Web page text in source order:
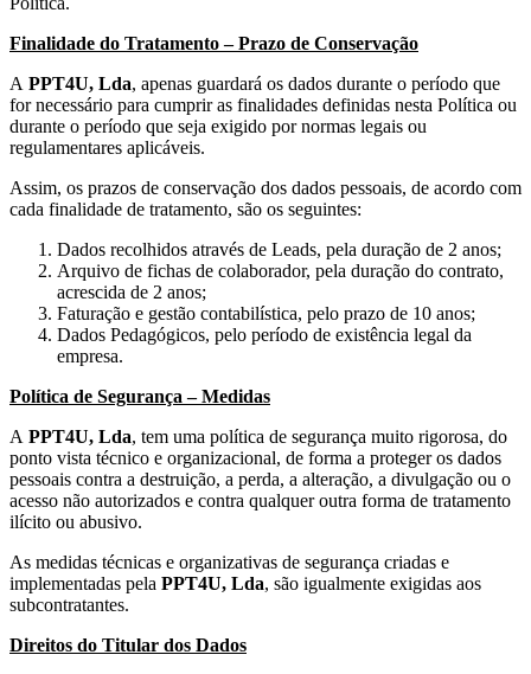
Finalidade do Tratamento – Prazo de Conservação
A PPT4U, Lda, apenas guardará os dados durante o período que
for necessário para cumprir as finalidades definidas nesta Política ou
durante o período que seja exigido por normas legais ou
regulamentares aplicáveis.
Assim, os prazos de conservação dos dados pessoais, de acordo com
cada finalidade de tratamento, são os seguintes:
Dados recolhidos através de Leads, pela duração de 2 anos;
Arquivo de fichas de colaborador, pela duração do contrato,
acrescida de 2 anos;
Faturação e gestão contabilística, pelo prazo de 10 anos;
Dados Pedagógicos, pelo período de existência legal da
empresa.
Política de Segurança – Medidas
A PPT4U, Lda, tem uma política de segurança muito rigorosa, do
ponto vista técnico e organizacional, de forma a proteger os dados
pessoais contra a destruição, a perda, a alteração, a divulgação ou o
acesso não autorizados e contra qualquer outra forma de tratamento
ilícito ou abusivo.
As medidas técnicas e organizativas de segurança criadas e
implementadas pela PPT4U, Lda, são igualmente exigidas aos
subcontratantes.
Direitos do Titular dos Dados